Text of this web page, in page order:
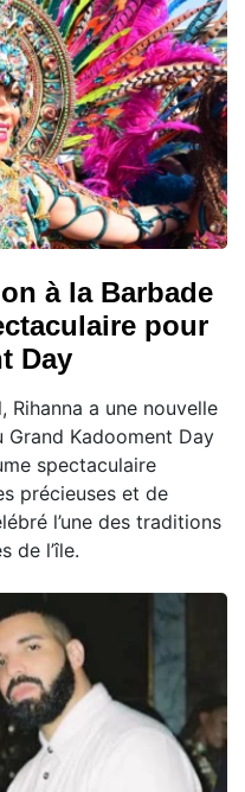
à la Barbade
pour
Day
Rihanna a une nouvelle
Kadooment Day
spectaculaire
précieuses et de
l’une des traditions
de l’île.